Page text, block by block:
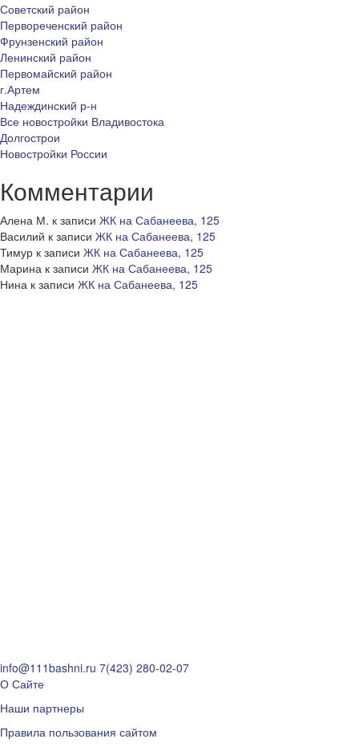
Советский район
Первореченский район
Фрунзенский район
Ленинский район
Первомайский район
г.Артем
Надеждинский р-н
Все новостройки Владивостока
Долгострои
Новостройки России
Комментарии
Алена М. к записи ЖК на Сабанеева, 125
Василий к записи ЖК на Сабанеева, 125
Тимур к записи ЖК на Сабанеева, 125
Марина к записи ЖК на Сабанеева, 125
Нина к записи ЖК на Сабанеева, 125
info@111bashni.ru 7(423) 280-02-07
О Сайте
Наши партнеры
Правила пользования сайтом